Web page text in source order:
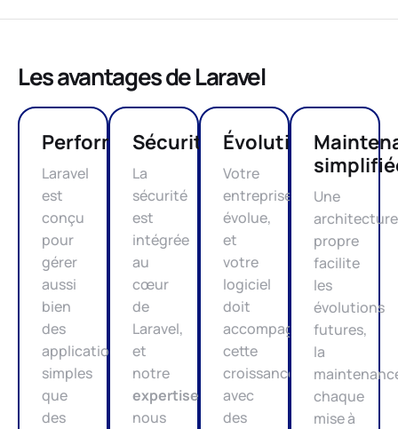
Les avantages de Laravel
Performance
Laravel
est
conçu
pour
gérer
aussi
bien
des
applications
simples
que
des
Sécurité
La
sécurité
est
intégrée
au
cœur
de
Laravel,
et
notre
expertise
nous
Évolutivité
Votre
entreprise
évolue,
et
votre
logiciel
doit
accompagner
cette
croissance
avec
des
Une
architecture
propre
facilite
les
évolutions
futures,
la
chaque
mise à